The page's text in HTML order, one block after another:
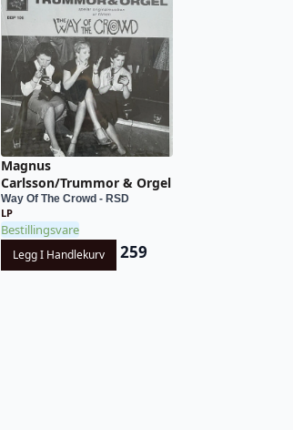
Magnus
Carlsson/Trummor & Orgel
Way Of The Crowd - RSD
LP
Bestillingsvare
Legg I Handlekurv 259